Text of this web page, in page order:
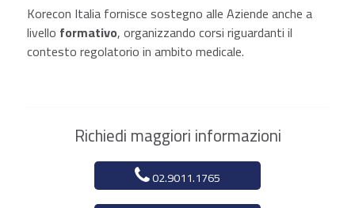
Korecon Italia fornisce sostegno alle Aziende anche a
livello formativo, organizzando corsi riguardanti il
contesto regolatorio in ambito medicale.
Richiedi maggiori informazioni
02.9011.1765